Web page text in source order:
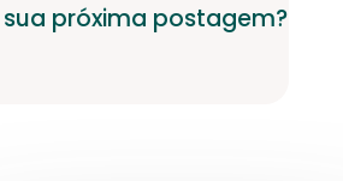
próxima postagem?